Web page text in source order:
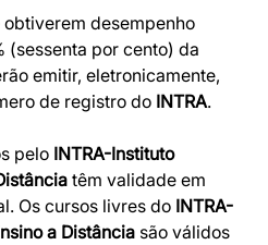
obtiverem desempenho
(sessenta por cento) da
emitir, eletronicamente,
de registro do INTRA.
pelo INTRA-Instituto
têm validade em
Os cursos livres do INTRA-
a Distância são válidos